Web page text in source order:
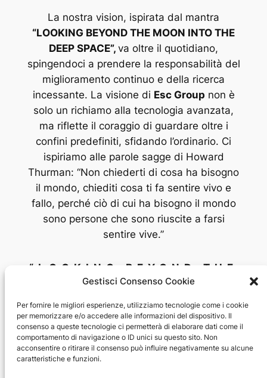
Gestisci Consenso Cookie
Per fornire le migliori esperienze, utilizziamo tecnologie come i cookie
per memorizzare e/o accedere alle informazioni del dispositivo. Il
consenso a queste tecnologie ci permetterà di elaborare dati come il
comportamento di navigazione o ID unici su questo sito. Non
acconsentire o ritirare il consenso può influire negativamente su alcune
caratteristiche e funzioni.
La nostra vision, ispirata dal mantra
“LOOKING BEYOND THE MOON INTO THE
DEEP SPACE”, va oltre il quotidiano,
spingendoci a prendere la responsabilità del
miglioramento continuo e della ricerca
incessante. La visione di Esc Group non è
solo un richiamo alla tecnologia avanzata,
ma riflette il coraggio di guardare oltre i
confini predefiniti, sfidando l’ordinario. Ci
ispiriamo alle parole sagge di Howard
Thurman: “Non chiederti di cosa ha bisogno
il mondo, chiediti cosa ti fa sentire vivo e
fallo, perché ciò di cui ha bisogno il mondo
sono persone che sono riuscite a farsi
sentire vive.”
“LOOKING BEYOND THE
THE DEEP SPACE”